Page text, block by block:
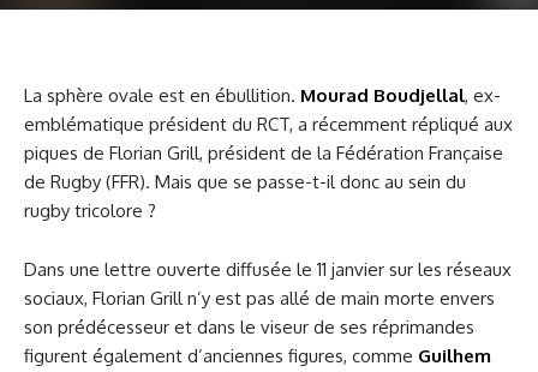
La sphère ovale est en ébullition. Mourad Boudjellal, ex-
emblématique président du RCT, a récemment répliqué aux
piques de Florian Grill, président de la Fédération Française
de Rugby (FFR). Mais que se passe-t-il donc au sein du
rugby tricolore ?
Dans une lettre ouverte diffusée le 11 janvier sur les réseaux
sociaux, Florian Grill n’y est pas allé de main morte envers
son prédécesseur et dans le viseur de ses réprimandes
figurent également d’anciennes figures, comme Guilhem